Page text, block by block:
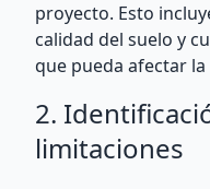
proyecto. Esto
calidad del suelo y
que pueda afectar
2.
limitaciones